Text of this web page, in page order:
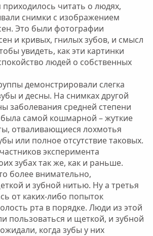
читать о людях,
снимки с изображением
Это были фотографии
и кривых, гнилых зубов, и смысл
увидеть, как эти картинки
людей о собственных
демонстрировали слегка
и десны. На снимках другой
заболевания средней степени
была самой кошмарной – жуткие
отваливающиеся лохмотья
или полное отсутствие таковых.
эксперимента
зубах так же, как и раньше.
более внимательно,
и зубной нитью. Ну а третья
от каких-либо попыток
рта в порядке. Люди из этой
пользоваться и щеткой, и зубной
когда зубы у них